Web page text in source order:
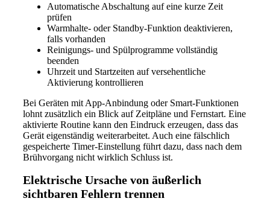
Automatische Abschaltung auf eine kurze Zeit
prüfen
Warmhalte- oder Standby-Funktion deaktivieren,
falls vorhanden
Reinigungs- und Spülprogramme vollständig
beenden
Uhrzeit und Startzeiten auf versehentliche
Aktivierung kontrollieren
Bei Geräten mit App-Anbindung oder Smart-Funktionen
lohnt zusätzlich ein Blick auf Zeitpläne und Fernstart. Eine
aktivierte Routine kann den Eindruck erzeugen, dass das
Gerät eigenständig weiterarbeitet. Auch eine fälschlich
gespeicherte Timer-Einstellung führt dazu, dass nach dem
Brühvorgang nicht wirklich Schluss ist.
Elektrische Ursache von äußerlich
sichtbaren Fehlern trennen